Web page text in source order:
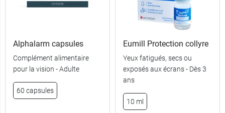
Alphalarm capsules
Complément alimentaire
pour la vision - Adulte
60 capsules
Eumill Protection collyre
Yeux fatigués, secs ou
exposés aux écrans - Dès 3
ans
10 ml